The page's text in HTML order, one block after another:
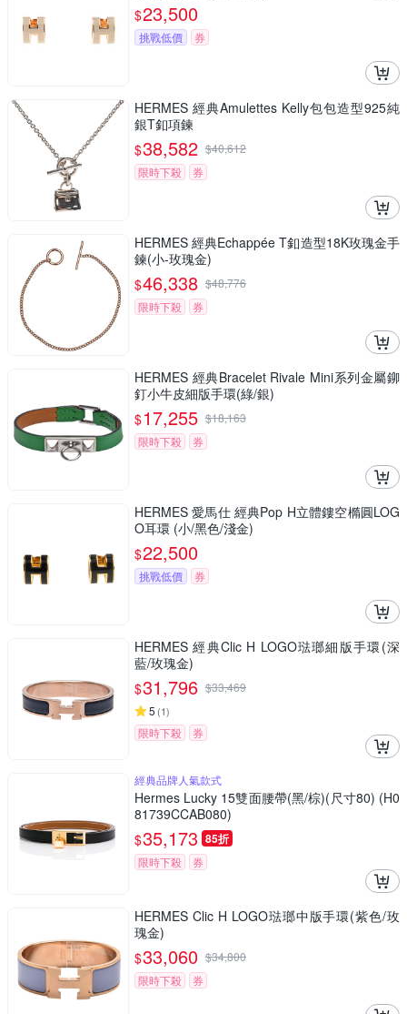
金)
$23,500
挑戰低價 券
HERMES 經典Amulettes Kelly包包造型925純
銀T釦項鍊
$38,582 $40,612
限時下殺
券
HERMES 經典Echappée T釦造型18K玫瑰金手
鍊(小-玫瑰金)
$46,338 $48,776
限時下殺
券
HERMES 經典Bracelet Rivale Mini系列金屬鉚
釘小牛皮細版手環(綠/銀)
$17,255 $18,163
限時下殺
券
HERMES 愛馬仕 經典Pop H立體鏤空橢圓LOG
O耳環 (小/黑色/淺金)
$22,500
挑戰低價 券
HERMES 經典Clic H LOGO琺瑯細版手環(深
藍/玫瑰金)
$31,796 $33,469
5 (1)
限時下殺 券
經典品牌人氣款式
Hermes Lucky 15雙面腰帶(黑/棕)(尺寸80) (H0
81739CCAB080)
$35,173 85折
限時下殺 券
HERMES Clic H LOGO琺瑯中版手環(紫色/玫
瑰金)
$33,060 $34,800
限時下殺
券